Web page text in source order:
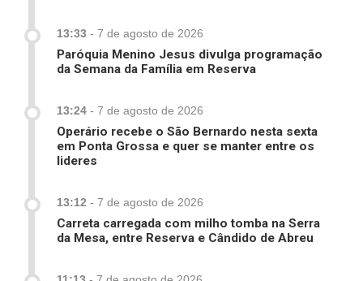
13:33 - 7 de agosto de 2026
Paróquia Menino Jesus divulga programação
da Semana da Família em Reserva
13:24 - 7 de agosto de 2026
Operário recebe o São Bernardo nesta sexta
em Ponta Grossa e quer se manter entre os
lideres
13:12 - 7 de agosto de 2026
Carreta carregada com milho tomba na Serra
da Mesa, entre Reserva e Cândido de Abreu